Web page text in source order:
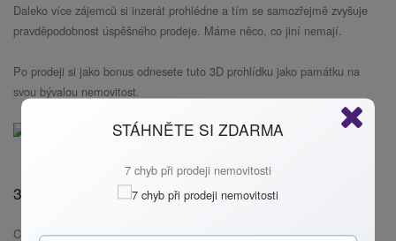
Daleko více zájemců si inzerát prohlédne a tím se samozřejmě zvyšuje
pravděpodobnost úspěšného prodeje. Máme něco, co jiní nemají.
Po prodeji si jako bonus odnesete tuto 3D prohlídku jako památku na
svou bývalou nemovitost.
3D PROHLÍDKY PRO KUPUJÍCÍHO
Chcete si byt nebo dům koupit?
STÁHNĚTE SI ZDARMA
7 chyb při prodeji nemovitosti